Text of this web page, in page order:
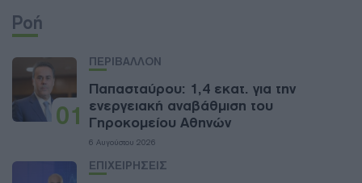
Ροή
01
ΠΕΡΙΒΑΛΛΟΝ
Παπασταύρου: 1,4 εκατ. για την
ενεργειακή αναβάθμιση του
Γηροκομείου Αθηνών
6 Αυγούστου 2026
ΕΠΙΧΕΙΡΗΣΕΙΣ